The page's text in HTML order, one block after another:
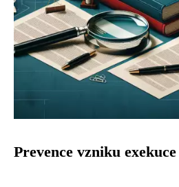
Prevence vzniku exekuce